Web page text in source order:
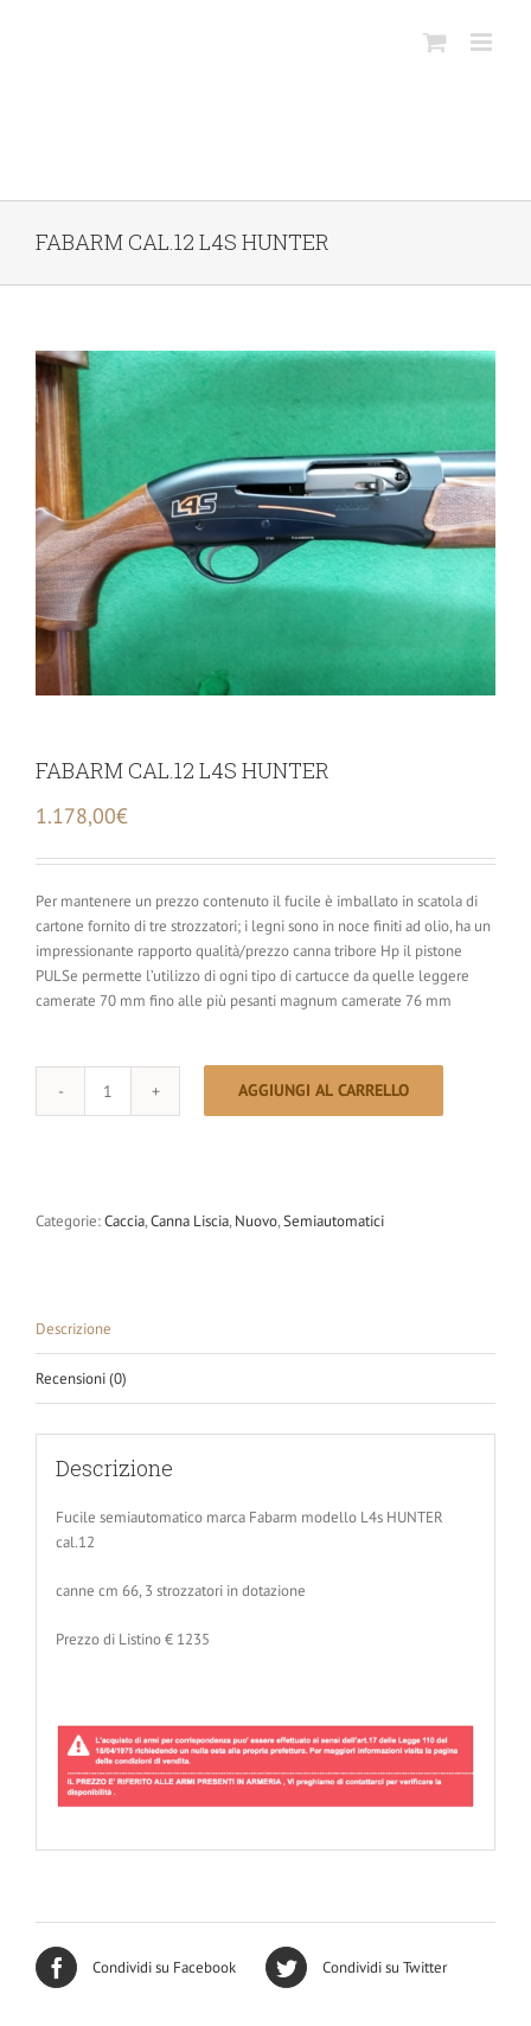
FABARM CAL.12 L4S HUNTER
FABARM CAL.12 L4S HUNTER
1.178,00€
Per mantenere un prezzo contenuto il fucile è imballato in scatola di
cartone fornito di tre strozzatori; i legni sono in noce finiti ad olio, ha un
impressionante rapporto qualità/prezzo canna tribore Hp il pistone
PULSe permette l’utilizzo di ogni tipo di cartucce da quelle leggere
camerate 70 mm fino alle più pesanti magnum camerate 76 mm
FABARM
AGGIUNGI AL CARRELLO
Categorie:Caccia,Canna Liscia,Nuovo,Semiautomatici
Descrizione
Recensioni (0)
Descrizione
Fucile semiautomatico marca Fabarm modello L4s HUNTER
cal.12
canne cm 66, 3 strozzatori in dotazione
Prezzo di Listino € 1235
Condividi su Facebook Condividi su Twitter